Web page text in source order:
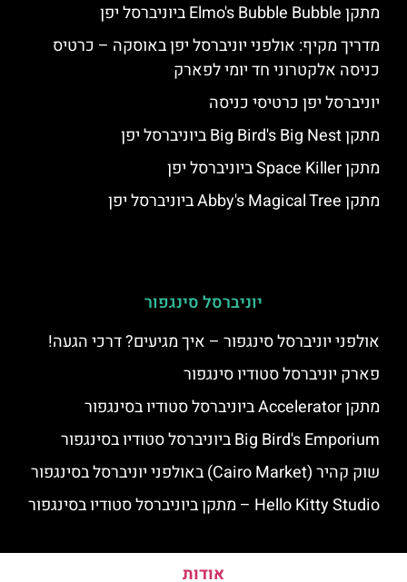
מתקן Elmo's Bubble Bubble ביוניברסל יפן
מדריך מקיף: אולפני יוניברסל יפן באוסקה – כרטיס
כניסה אלקטרוני חד יומי לפארק
יוניברסל יפן כרטיסי כניסה
מתקן Big Bird's Big Nest ביוניברסל יפן
מתקן Space Killer ביוניברסל יפן
מתקן Abby's Magical Tree ביוניברסל יפן
יוניברסל סינגפור
אולפני יוניברסל סינגפור – איך מגיעים? דרכי הגעה!
פארק יוניברסל סטודיו סינגפור
מתקן Accelerator ביוניברסל סטודיו בסינגפור
Big Bird's Emporium ביוניברסל סטודיו בסינגפור
שוק קהיר (Cairo Market) באולפני יוניברסל בסינגפור
Hello Kitty Studio – מתקן ביוניברסל סטודיו בסינגפור
אודות